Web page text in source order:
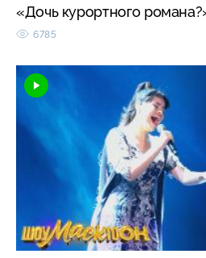
«Дочь курортного
6785